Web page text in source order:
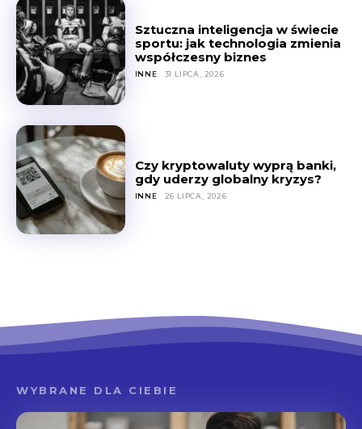
Sztuczna inteligencja w świecie
sportu: jak technologia zmienia
współczesny biznes
INNE 31 LIPCA, 2026
Czy kryptowaluty wyprą banki,
gdy uderzy globalny kryzys?
INNE 26 LIPCA, 2026
WYBRANE DLA CIEBIE